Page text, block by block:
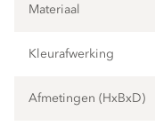
Materiaal
Kleurafwerking
Afmetingen (HxBxD)